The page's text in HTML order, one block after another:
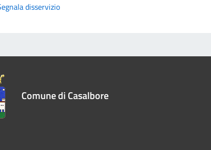
disservizio
Comune di Casalbore